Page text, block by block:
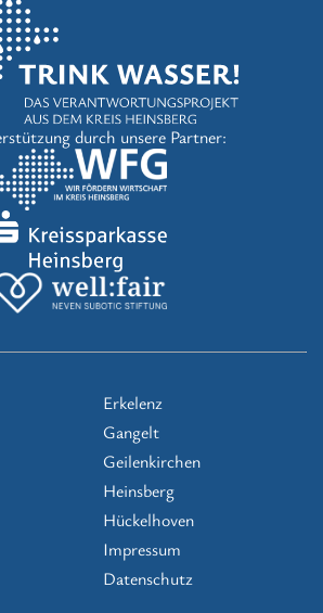
durch unsere Partner:
Erkelenz
Gangelt
Geilenkirchen
Heinsberg
Hückelhoven
Impressum
Datenschutz